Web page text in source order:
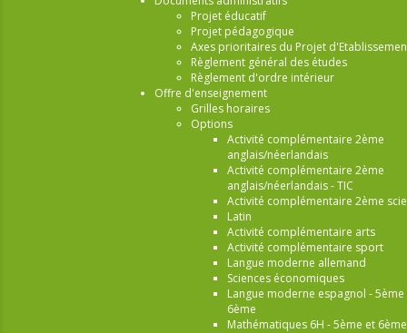
Projet éducatif
Projet pédagogique
Axes prioritaires du Projet
Règlement général des études
Règlement d'ordre intérieur
Offre d'enseignement
Grilles horaires
Options
Activité complémentaire 2ème
anglais/néerlandais
Activité complémentaire 2ème
anglais/néerlandais - TIC
Activité complémentaire 2ème
Latin
Activité complémentaire arts
Activité complémentaire sport
Langue moderne allemand
Sciences économiques
Langue moderne espagnol - 5ème
6ème
Mathématiques 6H - 5ème et 6ème